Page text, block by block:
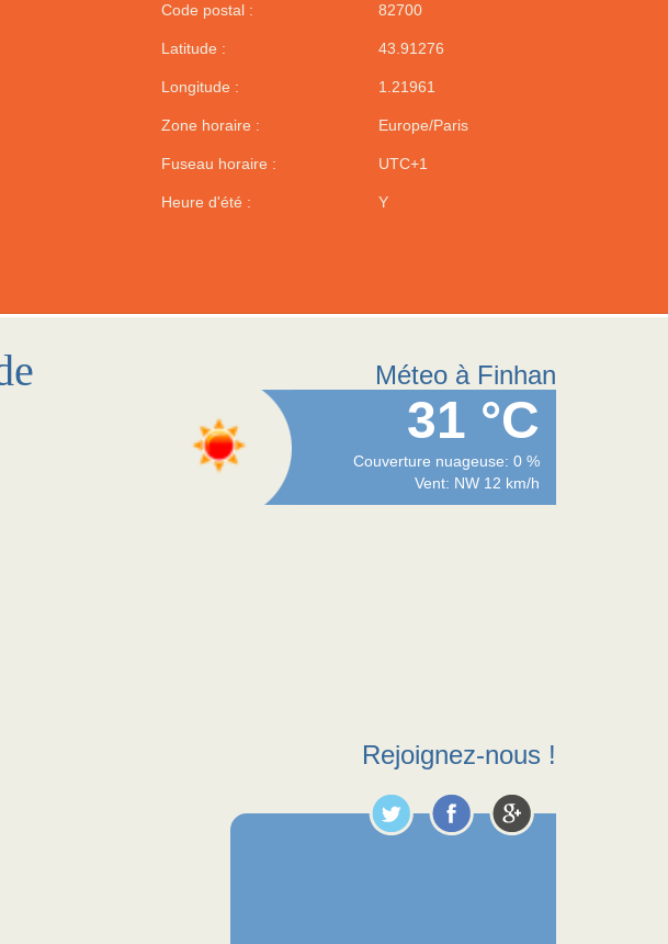
Code postal : 82700
Latitude : 43.91276
Longitude : 1.21961
Zone horaire : Europe/Paris
Fuseau horaire : UTC+1
Heure d'été : Y
Méteo à Finhan
31 °C
Couverture nuageuse: 0 %
Vent: NW 12 km/h
Rejoignez-nous !